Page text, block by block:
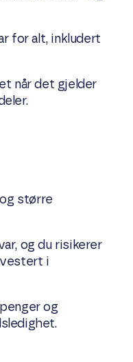
for alt, inkludert
når det gjelder
større
og du risikerer
i
og